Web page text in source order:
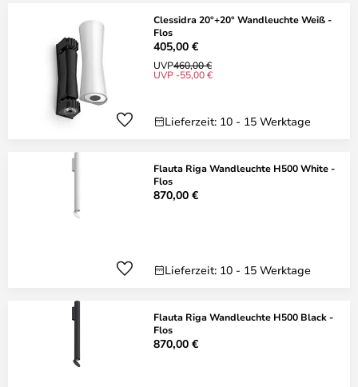
Clessidra 20°+20° Wandleuchte Weiß -
Flos
405,00 €
UVP460,00 €
UVP -55,00 €
Lieferzeit: 10 - 15 Werktage
Flauta Riga Wandleuchte H500 White -
Flos
870,00 €
Lieferzeit: 10 - 15 Werktage
Flauta Riga Wandleuchte H500 Black -
Flos
870,00 €